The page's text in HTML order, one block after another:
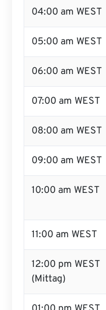
04:00 am WEST
05:00 am WEST
06:00 am WEST
07:00 am WEST
08:00 am WEST
09:00 am WEST
10:00 am WEST
11:00 am WEST
12:00 pm WEST
(Mittag)